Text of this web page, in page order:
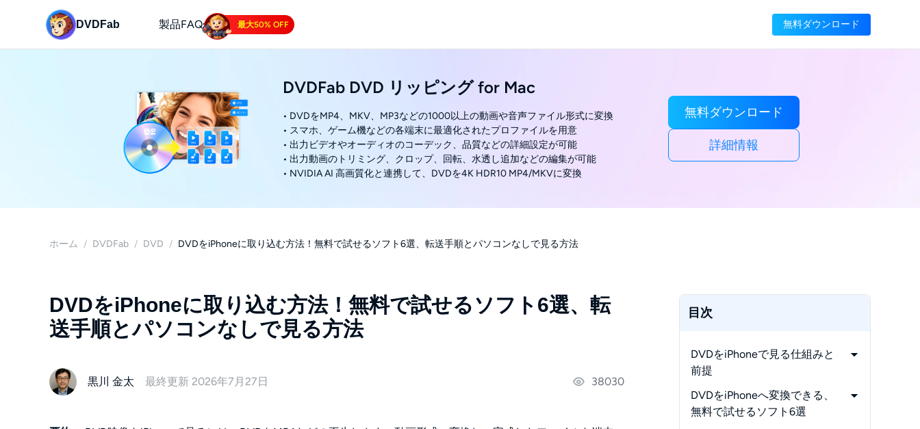
DVDFab 製品FAQs 最大50% OFF 無料ダウンロード
DVDFab DVD リッピング for Mac
• DVDをMP4、MKV、MP3などの1000以上の動画や音声ファイル形式に変換
• スマホ、ゲーム機などの各端末に最適化されたプロファイルを用意
• 出力ビデオやオーディオのコーデック、品質などの詳細設定が可能
• 出力動画のトリミング、クロップ、回転、水透し追加などの編集が可能
• NVIDIA AI 高画質化と連携して、DVDを4K HDR10 MP4/MKVに変換
無料ダウンロード
詳細情報
ホーム / DVDFab / DVD / DVDをiPhoneに取り込む方法！無料で試せるソフト6選、転送手順とパソコンなしで見る方法
DVDをiPhoneに取り込む方法！無料で試せるソフト6選、転
送手順とパソコンなしで見る方法
黒川 金太 最終更新 2026年7月27日 38030
目次
DVDをiPhoneで見る仕組みと
前提
- 変換してから転送する2つの工
程
DVDをiPhoneへ変換できる、
無料で試せるソフト6選